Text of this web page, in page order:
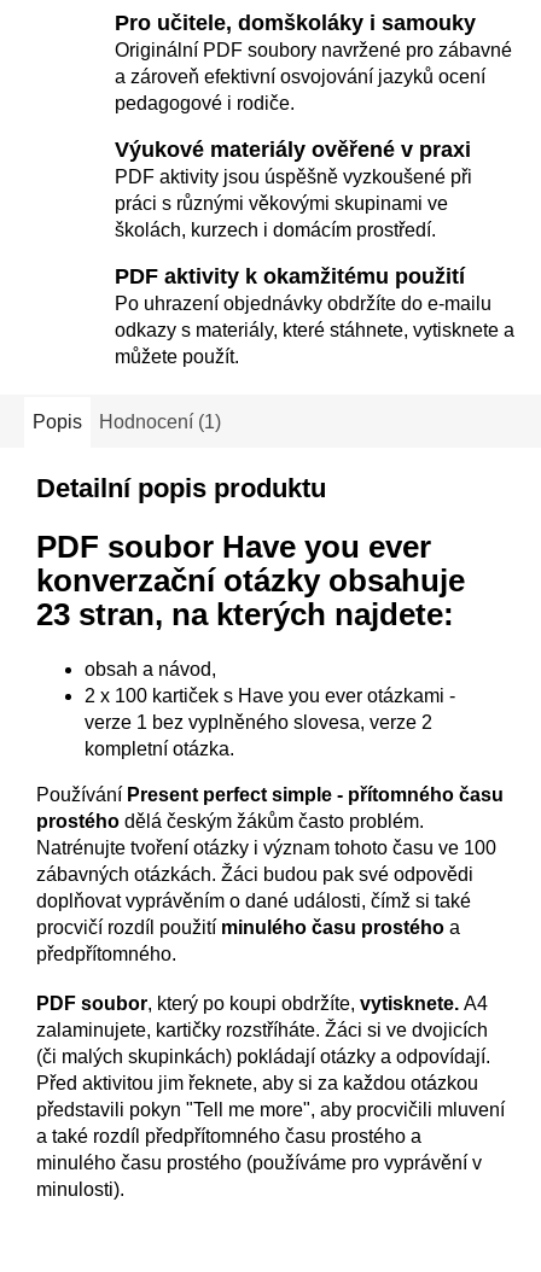
Pro učitele, domškoláky i samouky
Originální PDF soubory navržené pro zábavné
a zároveň efektivní osvojování jazyků ocení
pedagogové i rodiče.
Výukové materiály ověřené v praxi
PDF aktivity jsou úspěšně vyzkoušené při
práci s různými věkovými skupinami ve
školách, kurzech i domácím prostředí.
PDF aktivity k okamžitému použití
Po uhrazení objednávky obdržíte do e-mailu
odkazy s materiály, které stáhnete, vytisknete a
můžete použít.
Popis Hodnocení (1)
Detailní popis produktu
PDF soubor Have you ever
konverzační otázkyobsahuje
23 stran, na kterých najdete:
obsah a návod,
2 x 100 kartiček s Have you ever otázkami -
verze 1 bez vyplněného slovesa, verze 2
kompletní otázka.
Používání Present perfect simple - přítomného času
prostého dělá českým žákům často problém.
Natrénujte tvoření otázky i význam tohoto času ve 100
zábavných otázkách. Žáci budou pak své odpovědi
doplňovat vyprávěním o dané události, čímž si také
procvičí rozdíl použití minulého času prostého a
předpřítomného.
PDF soubor, který po koupi obdržíte, vytisknete. A4
zalaminujete, kartičky rozstříháte. Žáci si ve dvojicích
(či malých skupinkách) pokládají otázky a odpovídají.
Před aktivitou jim řeknete, aby si za každou otázkou
představili pokyn "Tell me more", aby procvičili mluvení
a také rozdíl předpřítomného času prostého a
minulého času prostého (používáme pro vyprávění v
minulosti).